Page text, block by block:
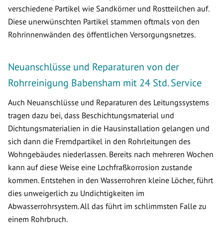
verschiedene Partikel wie Sandkörner und Rostteilchen auf.
Diese unerwünschten Partikel stammen oftmals von den
Rohrinnenwänden des öffentlichen Versorgungsnetzes.
Neuanschlüsse und Reparaturen von der
Rohrreinigung Babensham mit 24 Std. Service
Auch Neuanschlüsse und Reparaturen des Leitungssystems
tragen dazu bei, dass Beschichtungsmaterial und
Dichtungsmaterialien in die Hausinstallation gelangen und
sich dann die Fremdpartikel in den Rohrleitungen des
Wohngebäudes niederlassen. Bereits nach mehreren Wochen
kann auf diese Weise eine Lochfraßkorrosion zustande
kommen. Entstehen in den Wasserrohren kleine Löcher, führt
dies unweigerlich zu Undichtigkeiten im
Abwasserrohrsystem. All das führt im schlimmsten Falle zu
einem Rohrbruch.